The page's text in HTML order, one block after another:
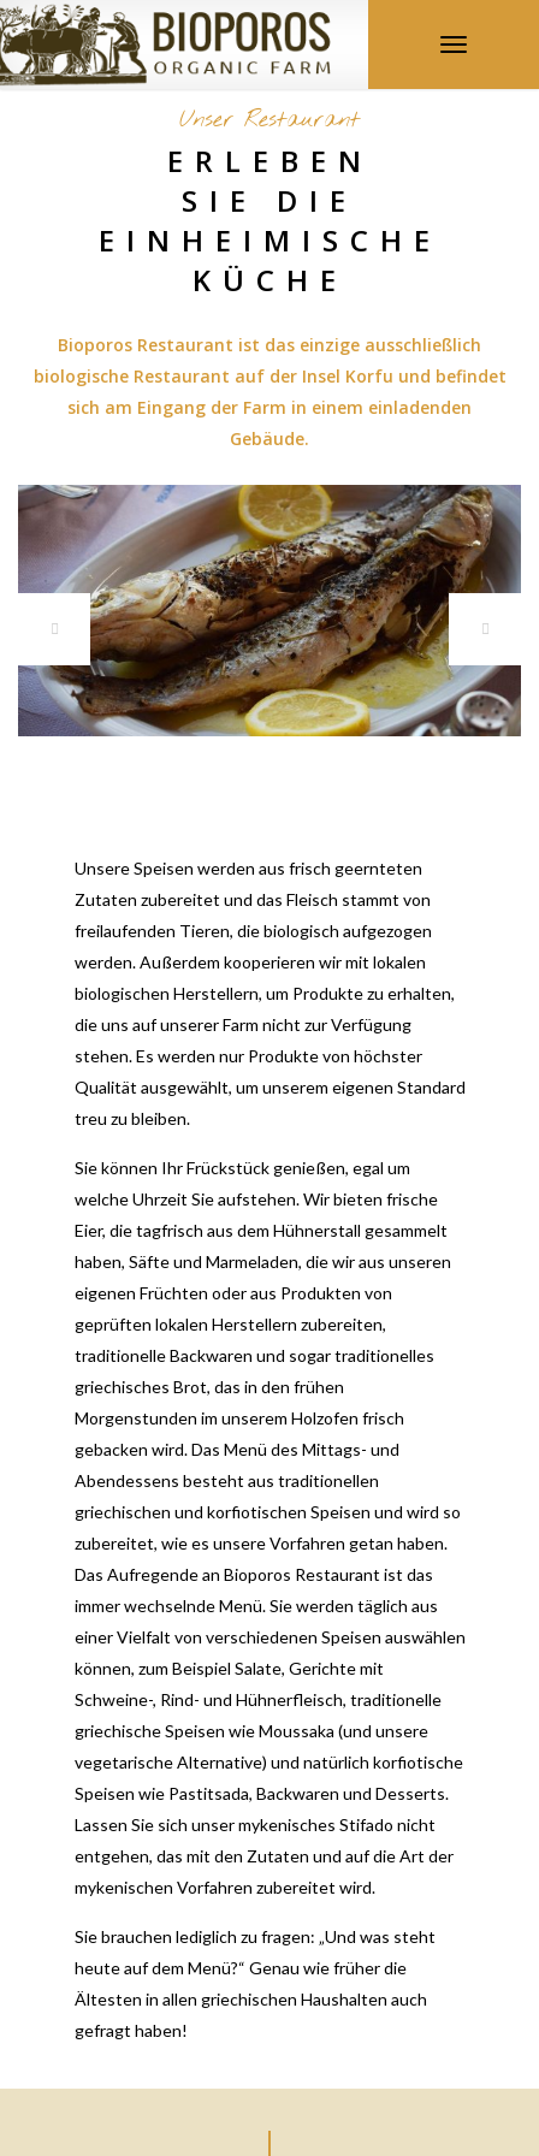
Toggle
Unser Restaurant
ERLEBEN
SIE DIE
EINHEIMISCHE
KÜCHE
Bioporos Restaurant ist das einzige ausschließlich
biologische Restaurant auf der Insel Korfu und befindet
sich am Eingang der Farm in einem einladenden
Gebäude.
Unsere Speisen werden aus frisch geernteten
Zutaten zubereitet und das Fleisch stammt von
freilaufenden Tieren, die biologisch aufgezogen
werden. Außerdem kooperieren wir mit lokalen
biologischen Herstellern, um Produkte zu erhalten,
die uns auf unserer Farm nicht zur Verfügung
stehen. Es werden nur Produkte von höchster
Qualität ausgewählt, um unserem eigenen Standard
treu zu bleiben.
Sie können Ihr Frückstück genießen, egal um
welche Uhrzeit Sie aufstehen. Wir bieten frische
Eier, die tagfrisch aus dem Hühnerstall gesammelt
haben, Säfte und Marmeladen, die wir aus unseren
eigenen Früchten oder aus Produkten von
geprüften lokalen Herstellern zubereiten,
traditionelle Backwaren und sogar traditionelles
griechisches Brot, das in den frühen
Morgenstunden im unserem Holzofen frisch
gebacken wird. Das Menü des Mittags- und
Abendessens besteht aus traditionellen
griechischen und korfiotischen Speisen und wird so
zubereitet, wie es unsere Vorfahren getan haben.
Das Aufregende an Bioporos Restaurant ist das
immer wechselnde Menü. Sie werden täglich aus
einer Vielfalt von verschiedenen Speisen auswählen
können, zum Beispiel Salate, Gerichte mit
Schweine-, Rind- und Hühnerfleisch, traditionelle
griechische Speisen wie Moussaka (und unsere
vegetarische Alternative) und natürlich korfiotische
Speisen wie Pastitsada, Backwaren und Desserts.
Lassen Sie sich unser mykenisches Stifado nicht
entgehen, das mit den Zutaten und auf die Art der
mykenischen Vorfahren zubereitet wird.
Sie brauchen lediglich zu fragen: „Und was steht
heute auf dem Menü?“ Genau wie früher die
Ältesten in allen griechischen Haushalten auch
gefragt haben!